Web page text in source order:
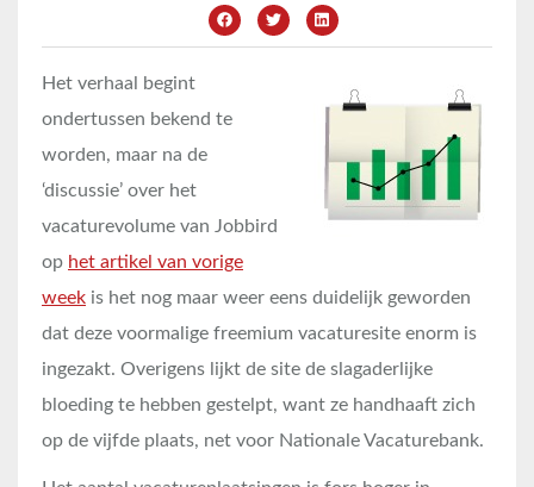
Het verhaal begint
ondertussen bekend te
worden, maar na de
‘discussie’ over het
vacaturevolume van Jobbird
op het artikel van vorige
week is het nog maar weer eens duidelijk geworden
dat deze voormalige freemium vacaturesite enorm is
ingezakt. Overigens lijkt de site de slagaderlijke
bloeding te hebben gestelpt, want ze handhaaft zich
op de vijfde plaats, net voor Nationale Vacaturebank.